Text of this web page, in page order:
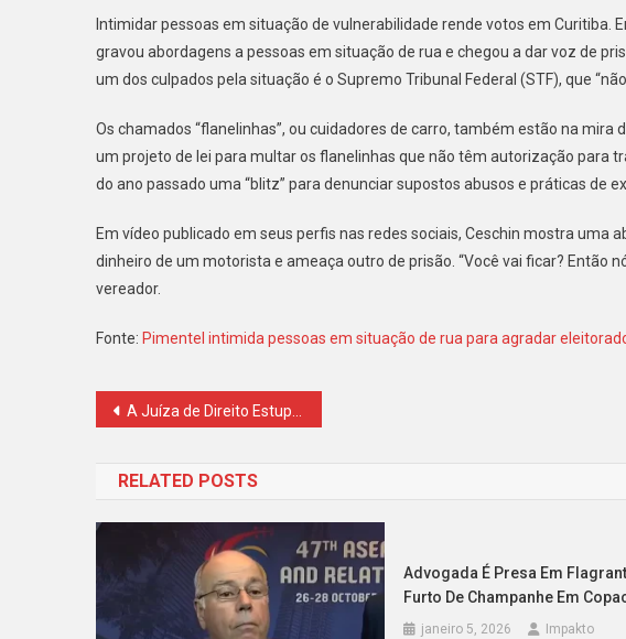
Intimidar pessoas em situação de vulnerabilidade rende votos em Curitiba.
gravou abordagens a pessoas em situação de rua e chegou a dar voz de
um dos culpados pela situação é o Supremo Tribunal Federal (STF), que
Os chamados “flanelinhas”, ou cuidadores de carro, também estão na mira
um projeto de lei para multar os flanelinhas que não têm autorização para
do ano passado uma “blitz” para denunciar supostos abusos e práticas de
Em vídeo publicado em seus perfis nas redes sociais, Ceschin mostra uma
dinheiro de um motorista e ameaça outro de prisão. “Você vai ficar? Então
vereador.
Fonte: Pimentel intimida pessoas em situação de rua para agradar
Navegação
Post
A Juíza de Direito Estuprada e Abortada em Mogi das Cruzes « Flit Paralisante
RELATED POSTS
Advogada É Presa Em
Furto De Champanhe Em
janeiro 5, 2026 Impakto